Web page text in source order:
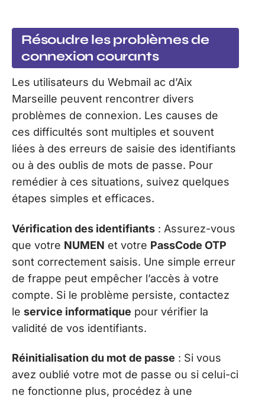
Résoudre les problèmes de
connexion courants
Les utilisateurs du Webmail ac d’Aix
Marseille peuvent rencontrer divers
problèmes de connexion. Les causes de
ces difficultés sont multiples et souvent
liées à des erreurs de saisie des identifiants
ou à des oublis de mots de passe. Pour
remédier à ces situations, suivez quelques
étapes simples et efficaces.
Vérification des identifiants : Assurez-vous
que votre NUMEN et votre PassCode OTP
sont correctement saisis. Une simple erreur
de frappe peut empêcher l’accès à votre
compte. Si le problème persiste, contactez
le service informatique pour vérifier la
validité de vos identifiants.
Réinitialisation du mot de passe : Si vous
avez oublié votre mot de passe ou si celui-ci
ne fonctionne plus, procédez à une